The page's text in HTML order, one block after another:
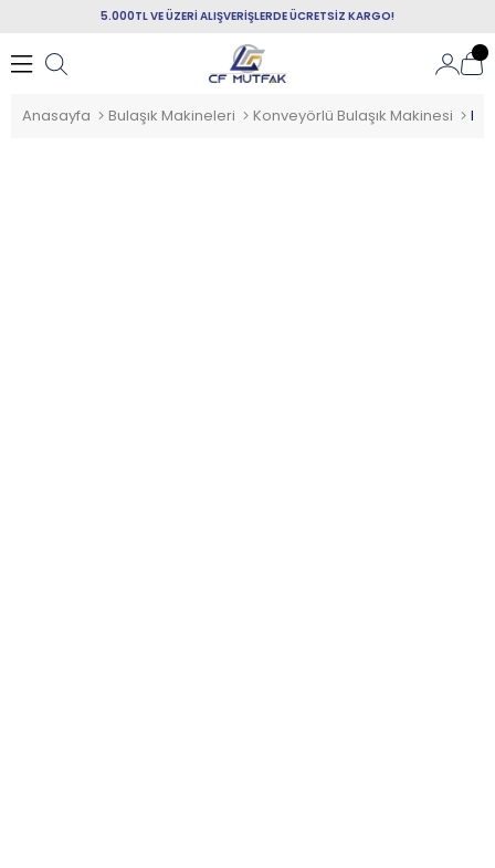
5.000TL VE ÜZERİ ALIŞVERİŞLERDE ÜCRETSİZ KARGO!
Anasayfa Bulaşık Makineleri Konveyörlü Bulaşık Makinesi